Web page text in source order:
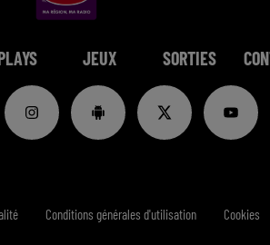
JEUX SORTIES
Conditions générales d'utilisation Cookies